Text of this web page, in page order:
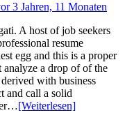
3 Jahren, 11 Monaten
A host of job seekers
resume
egg and this is a proper
a drop of of the
with business
and call a solid
[Weiterlesen]